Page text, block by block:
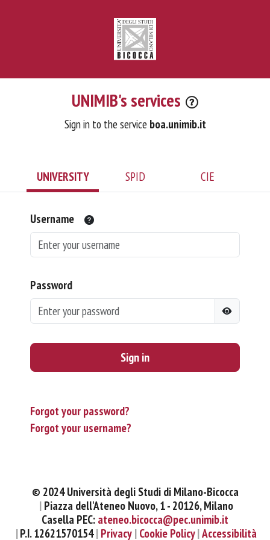
UNIMIB's services
Sign in to the service boa.unimib.it
UNIVERSITY SPID CIE
Username
Password
Sign in
Forgot your password?
Forgot your username?
© 2024 Università degli Studi di Milano-Bicocca
Piazza dell'Ateneo Nuovo, 1 - 20126, Milano
Casella PEC: ateneo.bicocca@pec.unimib.it
P.I. 12621570154 Privacy Cookie Policy Accessibilità